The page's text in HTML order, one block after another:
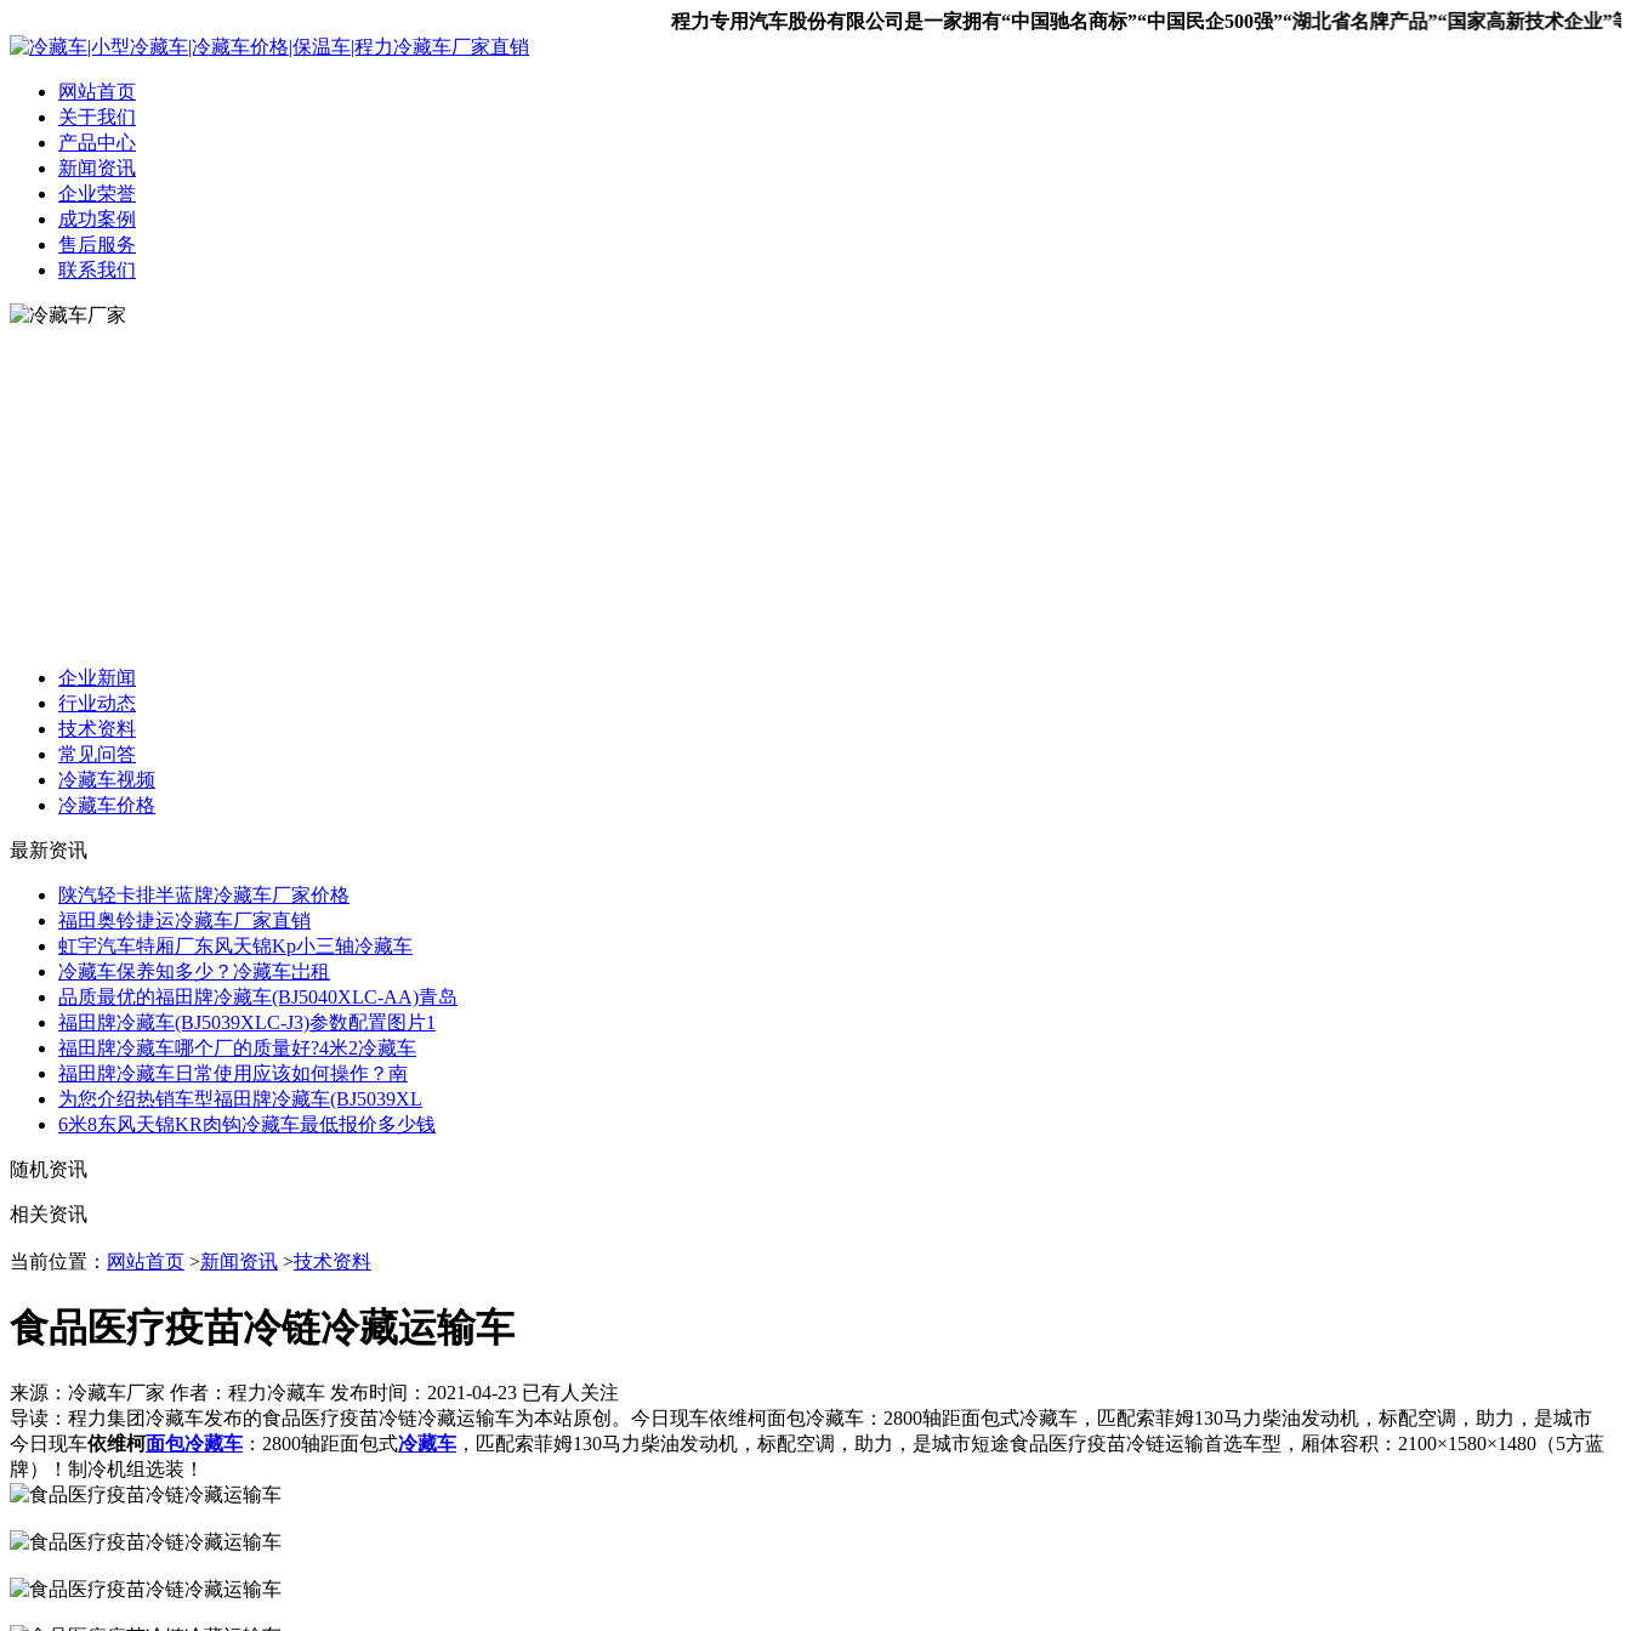
程力专用汽车股份有限公司是一家拥有“中国驰名商标”“中国民企500强”“湖北省名牌产品”“国家高新技术企业”
网站首页
关于我们
产品中心
新闻资讯
企业荣誉
成功案例
售后服务
联系我们
企业新闻
行业动态
技术资料
常见问答
冷藏车视频
冷藏车价格
最新资讯
陕汽轻卡排半蓝牌冷藏车厂家价格
福田奥铃捷运冷藏车厂家直销
虹宇汽车特厢厂东风天锦Kp小三轴冷藏车
冷藏车保养知多少？冷藏车岀租
品质最优的福田牌冷藏车(BJ5040XLC-AA)青岛
福田牌冷藏车(BJ5039XLC-J3)参数配置图片1
福田牌冷藏车哪个厂的质量好?4米2冷藏车
福田牌冷藏车日常使用应该如何操作？南
为您介绍热销车型福田牌冷藏车(BJ5039XL
6米8东风天锦KR肉钩冷藏车最低报价多少钱
随机资讯
相关资讯
当前位置： 网站首页 >新闻资讯 >技术资料
食品医疗疫苗冷链冷藏运输车
来源：冷藏车厂家 作者：程力冷藏车 发布时间： 2021-04-23 已有人关注
导读： 程力集团冷藏车发布的食品医疗疫苗冷链冷藏运输车为本站原创。今日现车依维柯面包冷藏车：2800轴距面包式冷藏车，匹配索菲姆130马力柴油发动机，标配空调，助力，是城市
今日现车依维柯面包冷藏车 ：2800轴距面包式冷藏车 ，匹配索菲姆130马力柴油发动机，标配空调，助力，是城市短途食品医疗疫苗冷链运输首选车型，厢体容积：2100×1580×1480（5方蓝
牌）！制冷机组选装！